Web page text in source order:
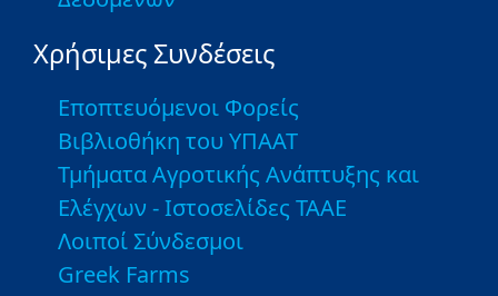
Χρήσιμες Συνδέσεις
Εποπτευόμενοι Φορείς
Βιβλιοθήκη του ΥΠΑΑΤ
Τμήματα Αγροτικής Ανάπτυξης και
Ελέγχων - Ιστοσελίδες ΤΑΑΕ
Λοιποί Σύνδεσμοι
Greek Farms